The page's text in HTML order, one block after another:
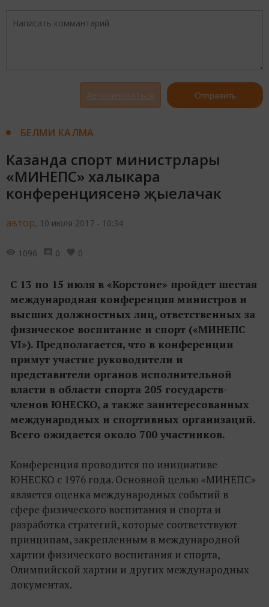
Авторизоваться Отправить
БЕЛМИ КАЛМА
Казанда спорт министрлары
«МИНЕПС» халыкара
конференциясенә җыелачак
автор, 10 июля 2017 - 10:34
1096 0 0
С 13 по 15 июля в «Корстоне» пройдет шестая
международная конференция министров и
высших должностных лиц, ответственных за
физическое воспитание и спорт («МИНЕПС
VI»). Предполагается, что в конференции
примут участие руководители и
представители органов исполнительной
власти в области спорта 205 государств-
членов ЮНЕСКО, а также заинтересованных
международных и спортивных организаций.
Всего ожидается около 700 участников.
Конференция проводится по инициативе
ЮНЕСКО с 1976 года. Основной целью «МИНЕПС»
является оценка международных событий в
сфере физического воспитания и спорта и
разработка стратегий, которые соответствуют
принципам, закрепленным в международной
хартии физического воспитания и спорта,
Олимпийской хартии и других международных
документах.